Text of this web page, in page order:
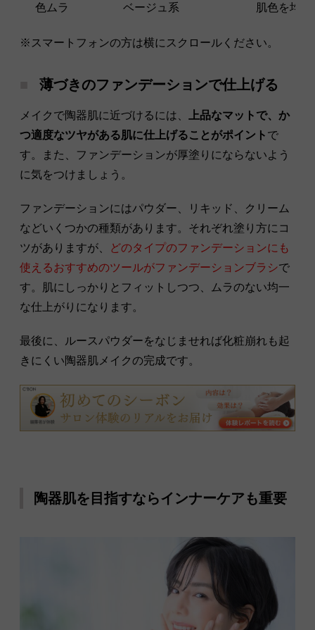
色ムラ ベージュ系 肌色を均
※スマートフォンの方は横にスクロールください。
薄づきのファンデーションで仕上げる
メイクで陶器肌に近づけるには、
上品なマットで、か
つ適度なツヤがある肌に仕上げることがポイント で
す。また、ファンデーションが厚塗りにならないよう
に気をつけましょう。
ファンデーションにはパウダー、リキッド、クリーム
などいくつかの種類があります。それぞれ塗り方にコ
ツがありますが、
どのタイプのファンデーションにも
使えるおすすめのツールがファンデーションブラシで
す。肌にしっかりとフィットしつつ、ムラのない均一
な仕上がりになります。
最後に、ルースパウダーをなじませれば化粧崩れも起
きにくい陶器肌メイクの完成です。
陶器肌を目指すならインナーケアも重要